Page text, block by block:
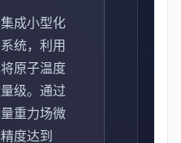
成小型化
统，利用
原子温度
级。通过
重力场微
度达到